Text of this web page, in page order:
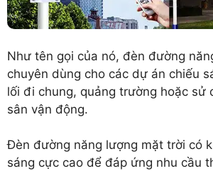
Như tên gọi của nó, đèn đường
chuyên dùng cho các dự án chiếu
lối đi chung, quảng trường hoặc sử
sân vận động.
Đèn đường năng lượng mặt trời có
sáng cực cao để đáp ứng nhu cầu